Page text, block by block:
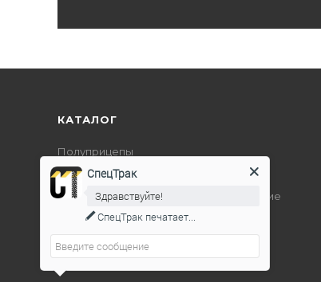
КАТАЛОГ
Полуприцепы
Дорожно-строительная техника
Подъемно-транспортное оборудование
СпецТрак
Здравствуйте!
СпецТрак печатает...